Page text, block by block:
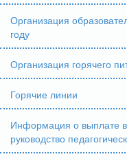
Организация
году
Организация горячего
Горячие линии
Информация о выплате
руководство